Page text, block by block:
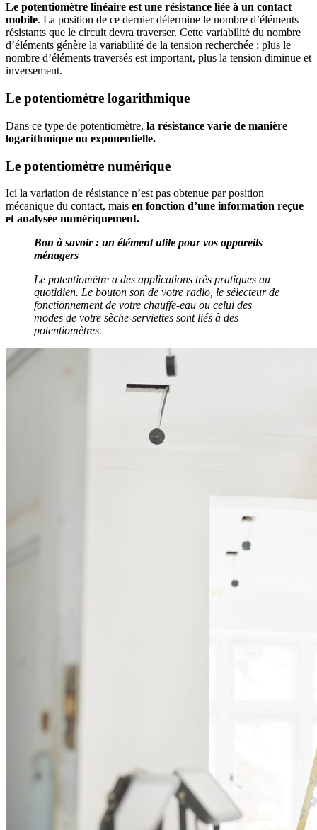
Le potentiomètre linéaire est une résistance liée à un contact
mobile. La position de ce dernier détermine le nombre d’éléments
résistants que le circuit devra traverser. Cette variabilité du nombre
d’éléments génère la variabilité de la tension recherchée : plus le
nombre d’éléments traversés est important, plus la tension diminue et
inversement.
Le potentiomètre logarithmique
Dans ce type de potentiomètre, la résistance varie de manière
logarithmique ou exponentielle.
Le potentiomètre numérique
Ici la variation de résistance n’est pas obtenue par position
mécanique du contact, mais en fonction d’une information reçue
et analysée numériquement.
Bon à savoir : un élément utile pour vos appareils
ménagers
Le potentiomètre a des applications très pratiques au
quotidien. Le bouton son de votre radio, le sélecteur de
fonctionnement de votre chauffe-eau ou celui des
modes de votre sèche-serviettes sont liés à des
potentiomètres.